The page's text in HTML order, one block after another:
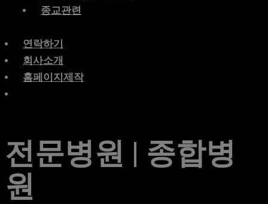
종교관련
연락하기
회사소개
홈페이지제작
전문병원 | 종합병
원